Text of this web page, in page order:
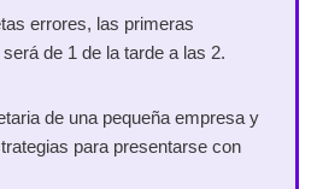
errores, las primeras
de 1 de la tarde a las 2.
de una pequeña empresa y
para presentarse con